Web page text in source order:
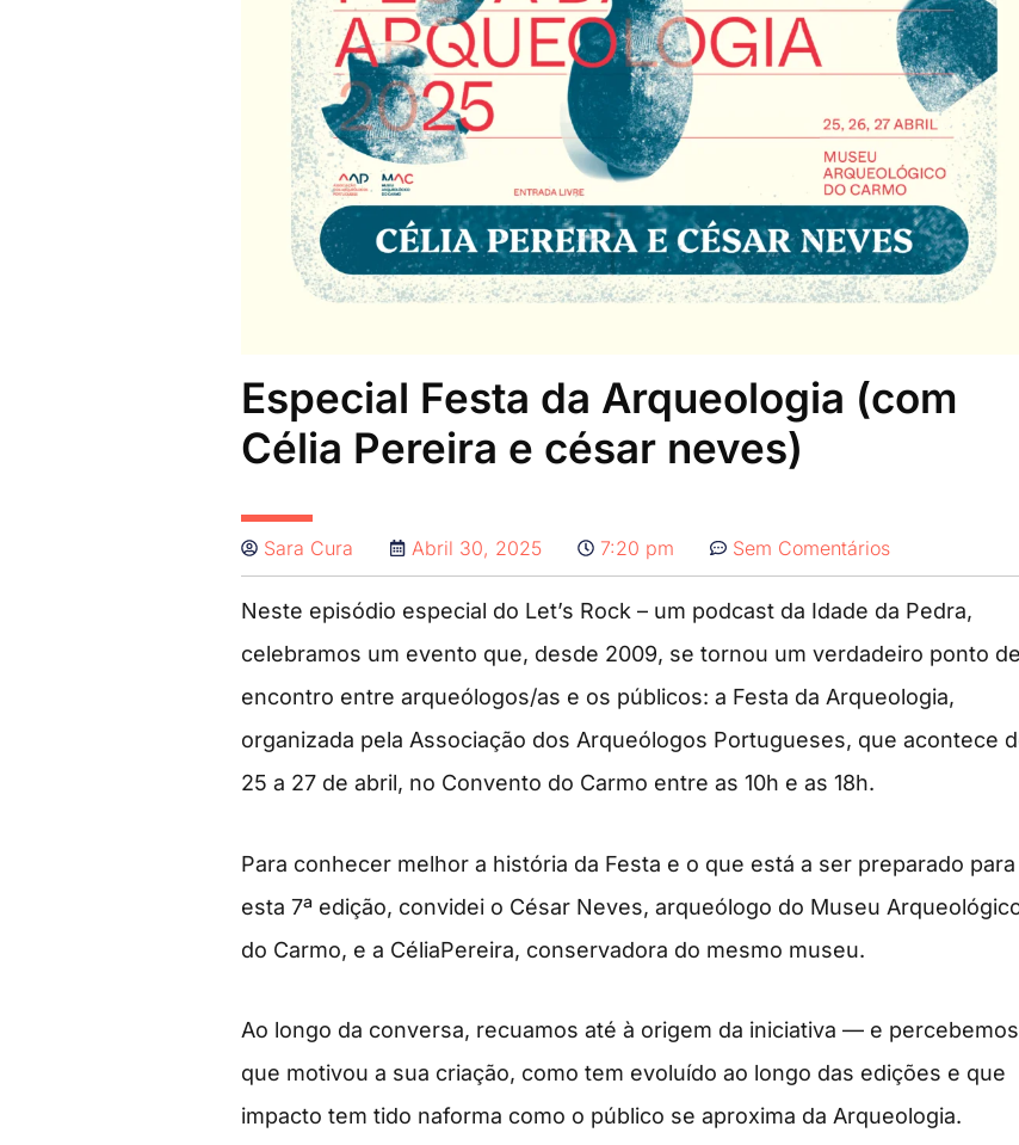
Especial Festa da Arqueologia (com
Célia Pereira e césar neves)
Sara Cura Abril 30, 2025 7:20 pm Sem Comentários
Neste episódio especial do Let’s Rock – um podcast da Idade da Pedra,
celebramos um evento que, desde 2009, se tornou um verdadeiro ponto de
encontro entre arqueólogos/as e os públicos: a Festa da Arqueologia,
organizada pela Associação dos Arqueólogos Portugueses, que acontece
25 a 27 de abril, no Convento do Carmo entre as 10h e as 18h.
Para conhecer melhor a história da Festa e o que está a ser preparado para
esta 7ª edição, convidei o César Neves, arqueólogo do Museu
do Carmo, e a CéliaPereira, conservadora do mesmo museu.
Ao longo da conversa, recuamos até à origem da iniciativa — e
que motivou a sua criação, como tem evoluído ao longo das edições e que
impacto tem tido naforma como o público se aproxima da Arqueologia.